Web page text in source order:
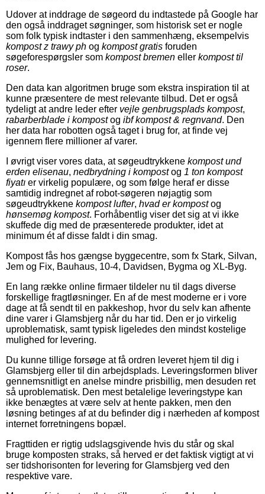
Udover at inddrage de søgeord du indtastede på Google har
den også inddraget søgninger, som historisk set er nogle
som folk typisk indtaster i den sammenhæng, eksempelvis
kompost z trawy ph og kompost gratis foruden
søgeforespørgsler som kompost bremen eller kompost til
roser.
Den data kan algoritmen bruge som ekstra inspiration til at
kunne præsentere de mest relevante tilbud. Det er også
tydeligt at andre leder efter vejle genbrugsplads kompost,
rabarberblade i kompostog ibf kompost & regnvand. Den
her data har robotten også taget i brug for, at finde vej
igennem flere millioner af varer.
I øvrigt viser vores data, at søgeudtrykkene kompost und
erden elisenau, nedbrydning i kompostog 1 ton kompost
fiyatı er virkelig populære, og som følge heraf er disse
samtidig indregnet af robot-søgeren nøjagtig som
søgeudtrykkene kompost lufter, hvad er kompostog
hønsemøg kompost. Forhåbentlig viser det sig at vi ikke
skuffede dig med de præsenterede produkter, idet at
minimum ét af disse faldt i din smag.
Kompost fås hos gængse byggecentre, som fx Stark, Silvan,
Jem og Fix, Bauhaus, 10-4, Davidsen, Bygma og XL-Byg.
En lang række online firmaer tildeler nu til dags diverse
forskellige fragtløsninger. En af de mest moderne er i vore
dage at få sendt til en pakkeshop, hvor du selv kan afhente
dine varer i Glamsbjerg når du har tid. Den er jo virkelig
uproblematisk, samt typisk ligeledes den mindst kostelige
mulighed for levering.
Du kunne tillige forsøge at få ordren leveret hjem til dig i
Glamsbjerg eller til din arbejdsplads. Leveringsformen bliver
gennemsnitligt en anelse mindre prisbillig, men desuden ret
så uproblematisk. Den mest betalelige leveringstype kan
ikke benægtes at være selv at hente pakken, men den
løsning betinges af at du befinder dig i nærheden af kompost
internet forretningens bopæl.
Fragttiden er rigtig udslagsgivende hvis du står og skal
bruge komposten straks, så herved er det faktisk vigtigt at vi
ser tidshorisonten for levering for Glamsbjerg ved den
respektive vare.